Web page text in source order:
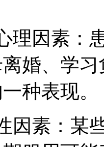
因素：患
婚、学
种表现。
素：某些